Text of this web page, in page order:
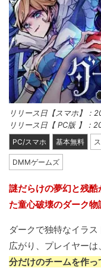
リリース日【スマホ】：
リリース日【 PC版 】：
PC/スマホ 基本無料
DMMゲームズ
謎だらけの夢幻と残
た童心破壊のダーク物
ダークで独特なイラ
広がり、プレイヤーは、
分だけのチームを作